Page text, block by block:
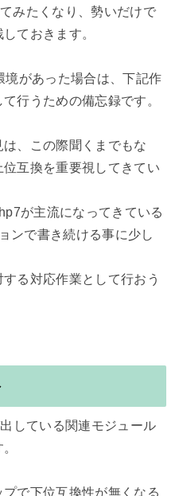
みたくなり、勢いだけで
ておきます。
があった場合は、下記作
行うための備忘録です。
、この際聞くまでもな
互換を重要視してきてい
が主流になってきている
ンで書き続ける事に少し
る対応作業として行おう
している関連モジュール
で下位互換性が無くなる